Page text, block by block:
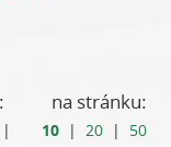
|
na stránku:
10| 20| 50